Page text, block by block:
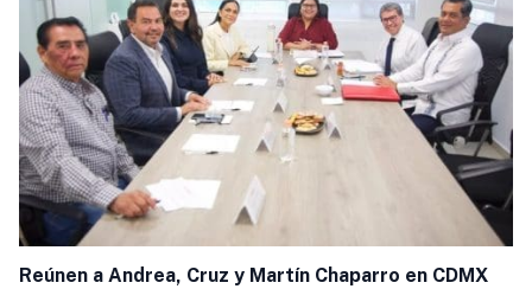
Reúnen a Andrea, Cruz y Martín Chaparro en CDMX